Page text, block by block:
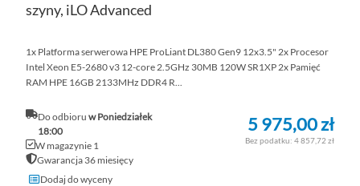
szyny, iLO Advanced
1x Platforma serwerowa HPE ProLiant DL380 Gen9 12x3.5" 2x Procesor
Intel Xeon E5-2680 v3 12-core 2.5GHz 30MB 120W SR1XP 2x Pamięć
RAM HPE 16GB 2133MHz DDR4 R...
Do odbioru w Poniedziałek
18:00
W magazynie 1
Gwarancja 36 miesięcy
5 975,00 zł
4 857,72 zł
Dodaj do wyceny